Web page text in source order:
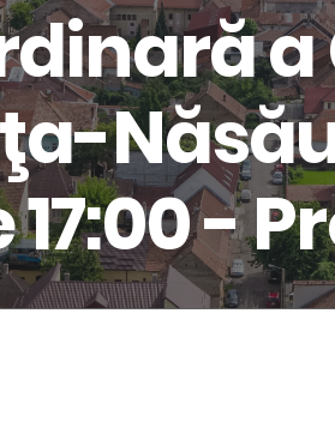
17:00 -